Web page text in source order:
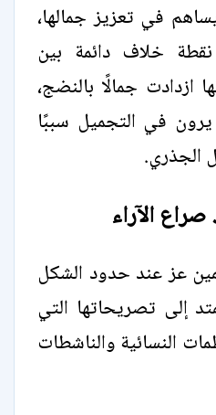
في تعزيز جمالها،
خلاف دائمة بين
ازدادت جمالًا بالنضج،
يرون في التجميل سببًا
الجذري.
الآراء
عز عند حدود الشكل
إلى تصريحاتها التي
النسائية والناشطات